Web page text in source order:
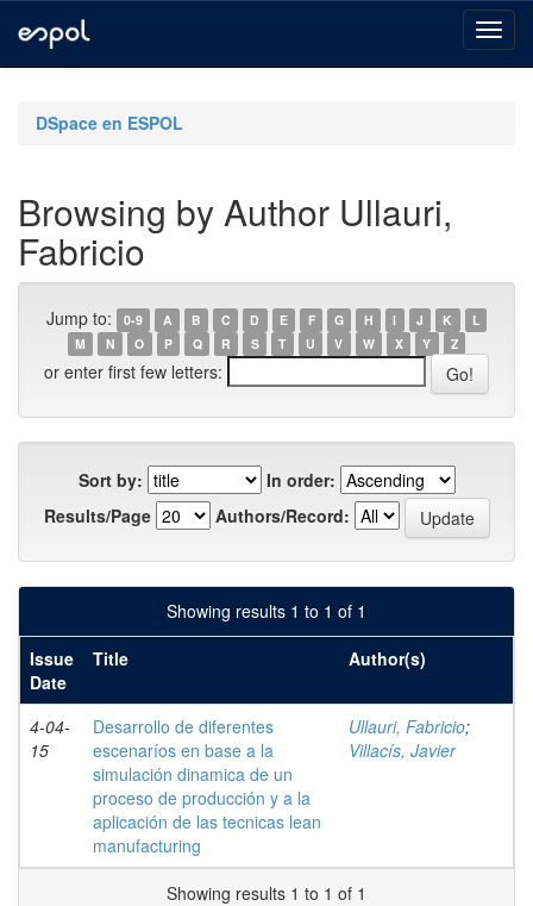
navigationDSpace en ESPOL
Browsing by Author Ullauri,
Fabricio
Jump to: 0-9 A B C D E F G H I J K
L
M
N O P Q R S T U V W X Y Z
or enter first few letters:
Sort by:
In order:
Results/Page
Authors/Record:
Showing results 1 to 1 of 1
Issue
Date
Title Author(s)
4-04-
15
Desarrollo de diferentes
escenaríos en base a la
simulación dinamica de un
proceso de producción y a la
aplicación de las tecnicas lean
manufacturing
Ullauri, Fabricio;
Villacís, Javier
Showing results 1 to 1 of 1